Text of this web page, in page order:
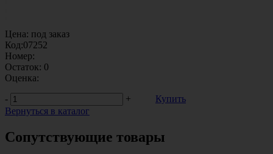
Цена: под заказ
Код:07252
Номер:
Остаток: 0
Оценка:
-
+
Купить
Вернуться в каталог
Сопутствующие товары